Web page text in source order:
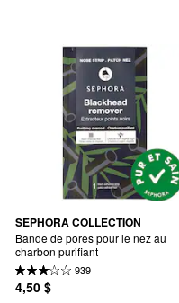
SEPHORA COLLECTION
Bande de pores pour le nez au
charbon purifiant
939
4,50 $